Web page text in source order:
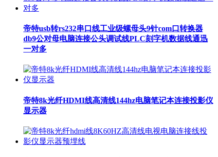
帝特usb转rs232串口线工业级螺母头9针com口转换器
db9公对母电脑连接公头调试线PLC刻字机数据线通迅
一对多
帝特8k光纤HDMI线高清线144hz电脑笔记本连接投影仪
显示器